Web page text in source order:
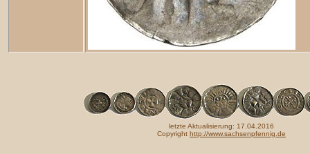
letzte Aktualisierung: 17.04.2016
Copyright http://www.sachsenpfennig.de